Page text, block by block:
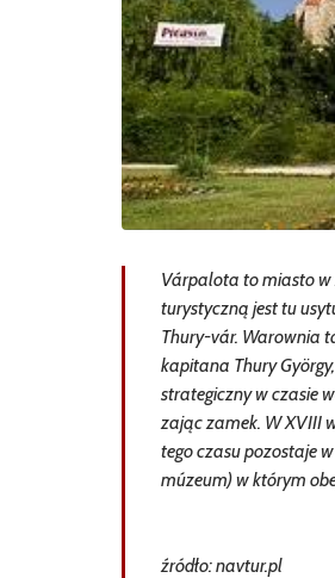
Várpalota to miasto w
turystyczną jest tu
Thury-vár. Warownia
kapitana Thury
strategiczny w czasie
zając zamek. W XVIII
tego czasu pozostaje
múzeum) w którym
źródło: navtur.pl